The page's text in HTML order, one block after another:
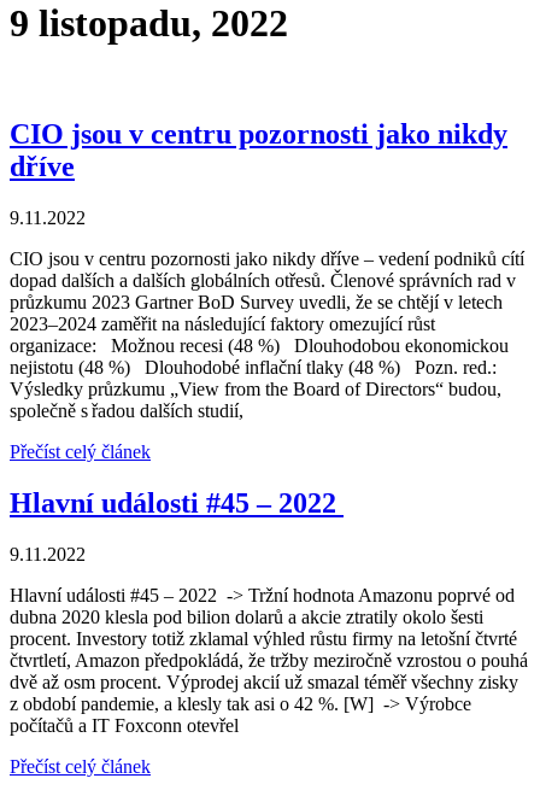
9 listopadu, 2022
CIO jsou v centru pozornosti jako nikdy
dříve
9.11.2022
CIO jsou v centru pozornosti jako nikdy dříve – vedení podniků cítí
dopad dalších a dalších globálních otřesů. Členové správních rad v
průzkumu 2023 Gartner BoD Survey uvedli, že se chtějí v letech
2023–2024 zaměřit na následující faktory omezující růst
organizace: Možnou recesi (48 %) Dlouhodobou ekonomickou
nejistotu (48 %) Dlouhodobé inflační tlaky (48 %) Pozn. red.:
Výsledky průzkumu „View from the Board of Directors“ budou,
společně s řadou dalších studií,
Přečíst celý článek
Hlavní události #45 – 2022
9.11.2022
Hlavní události #45 – 2022 -> Tržní hodnota Amazonu poprvé od
dubna 2020 klesla pod bilion dolarů a akcie ztratily okolo šesti
procent. Investory totiž zklamal výhled růstu firmy na letošní čtvrté
čtvrtletí, Amazon předpokládá, že tržby meziročně vzrostou o pouhá
dvě až osm procent. Výprodej akcií už smazal téměř všechny zisky
z období pandemie, a klesly tak asi o 42 %. [W] -> Výrobce
počítačů a IT Foxconn otevřel
Přečíst celý článek